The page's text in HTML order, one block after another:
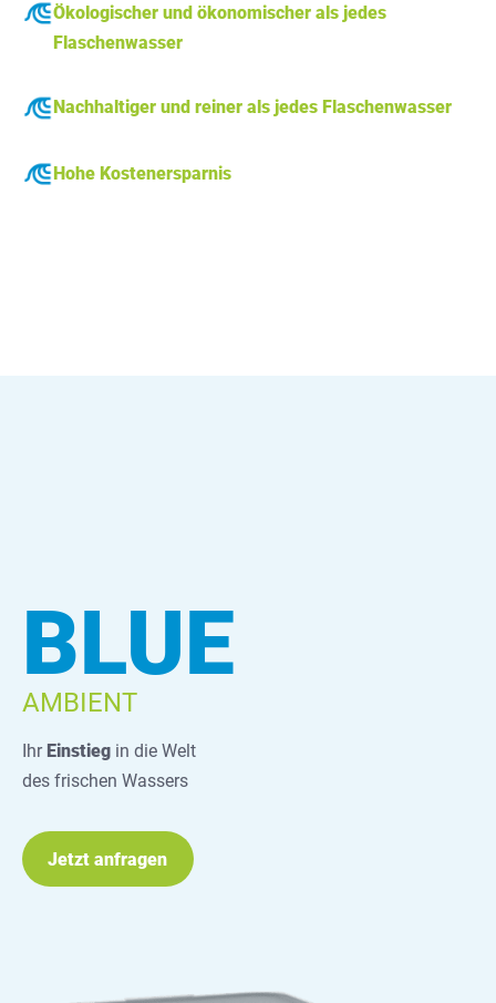
Ökologischer und ökonomischer als jedes
Flaschenwasser
Nachhaltiger und reiner als jedes Flaschenwasser
Hohe Kostenersparnis
BLUE
AMBIENT
Ihr Einstiegin die Welt
des frischen Wassers
Jetzt anfragen